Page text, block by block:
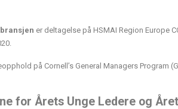
er deltagelse på HSMAI Region Europe
på Cornell’s General Managers Program
for Årets Unge Ledere og